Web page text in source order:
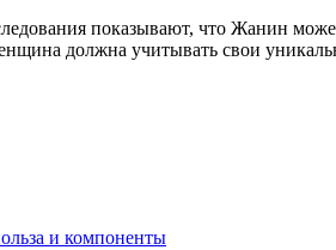
показывают, что Жанин
должна учитывать свои
и компоненты